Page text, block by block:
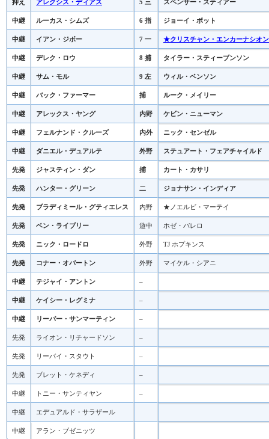
抑え アレクシス・ディアス 5 三 スペンサー・スティアー
中継 ルーカス・シムズ 6 指 ジョーイ・ボット
中継 イアン・ジボー 7 一 ★クリスチャン・エンカーナシオ
中継 デレク・ロウ 8 捕 タイラー・スティーブンソン
中継 サム・モル 9 左 ウィル・ベンソン
中継 バック・ファーマー 捕 ルーク・メイリー
中継 アレックス・ヤング 内野 ケビン・ニューマン
中継 フェルナンド・クルーズ 内外 ニック・センゼル
中継 ダニエル・デュアルテ 外野 ステュアート・フェアチャイルド
先発 ジャスティン・ダン 捕 カート・カサリ
先発 ハンター・グリーン 二 ジョナサン・インディア
先発 ブラディミール・グティエレス 内野 ★ノエルビ・マーテイ
先発 ベン・ライブリー 遊中 ホゼ・バレロ
先発 ニック・ロードロ 外野 TJ ホプキンス
先発 コナー・オバートン 外野 マイケル・シアニ
中継 テジャイ・アントン –
中継 ケイシー・レグミナ –
中継 リーバー・サンマーティン –
先発 ライオン・リチャードソン –
先発 リーバイ・スタウト –
先発 ブレット・ケネディ –
中継 トニー・サンティヤン –
中継 エデュアルド・サラザール
中継 アラン・ブゼニッツ